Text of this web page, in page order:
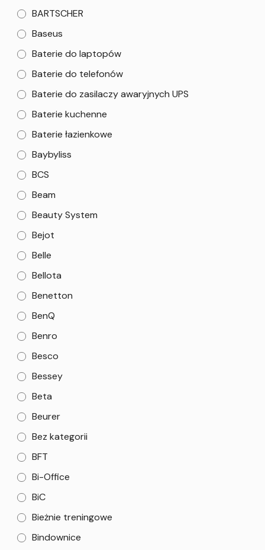
BARTSCHER
Baseus
Baterie do laptopów
Baterie do telefonów
Baterie do zasilaczy awaryjnych UPS
Baterie kuchenne
Baterie łazienkowe
Baybyliss
BCS
Beam
Beauty System
Bejot
Belle
Bellota
Benetton
BenQ
Benro
Besco
Bessey
Beta
Beurer
Bez kategorii
BFT
Bi-Office
BiC
Bieżnie treningowe
Bindownice